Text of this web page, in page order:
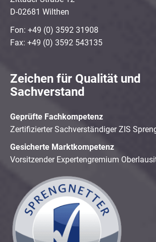
D-02681 Wilthen
Fon: +49 (0) 3592 31908
Fax: +49 (0) 3592 543135
Zeichen für Qualität und
Sachverstand
Geprüfte Fachkompetenz
Zertifizierter Sachverständiger ZIS
Gesicherte Marktkompetenz
Vorsitzender Expertengremium